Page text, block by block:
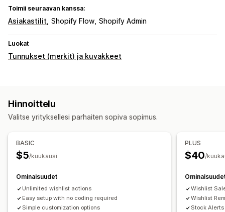
Toimii seuraavan kanssa:
Asiakastilit Shopify Flow Shopify Admin
Luokat
Tunnukset (merkit) ja kuvakkeet
Hinnoittelu
Valitse yrityksellesi parhaiten sopiva sopimus.
BASIC
$5/kuukausi
Ominaisuudet
Unlimited wishlist actions
Easy setup with no coding required
Simple customization options
PLUS
$40/
Wishlist
Wishlist
Stock Alerts